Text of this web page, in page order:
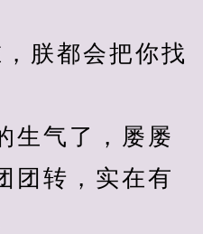
朕都会把你找
气了，屡屡
团转，实在有